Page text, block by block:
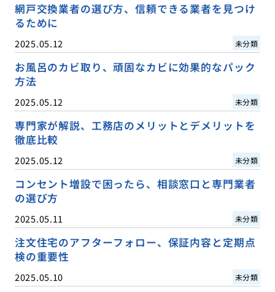
網戸交換業者の選び方、信頼できる業者を見つけ
るために
2025.05.12 未分類
お風呂のカビ取り、頑固なカビに効果的なパック
方法
2025.05.12 未分類
専門家が解説、工務店のメリットとデメリットを
徹底比較
2025.05.12 未分類
コンセント増設で困ったら、相談窓口と専門業者
の選び方
2025.05.11 未分類
注文住宅のアフターフォロー、保証内容と定期点
検の重要性
2025.05.10 未分類